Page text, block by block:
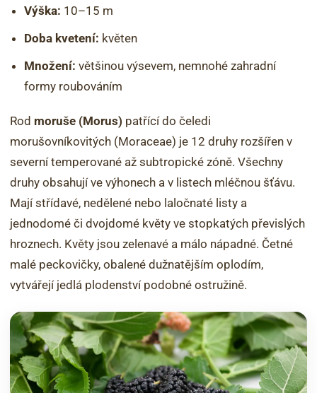
Výška: 10–15 m
Doba kvetení: květen
Množení: většinou výsevem, nemnohé zahradní
formy roubováním
Rod moruše (Morus) patřící do čeledi
morušovníkovitých (Moraceae) je 12 druhy rozšířen v
severní temperované až subtropické zóně. Všechny
druhy obsahují ve výhonech a v listech mléčnou šťávu.
Mají střídavé, nedělené nebo laločnaté listy a
jednodomé či dvojdomé květy ve stopkatých převislých
hroznech. Květy jsou zelenavé a málo nápadné. Četné
malé peckovičky, obalené dužnatějším oplodím,
vytvářejí jedlá plodenství podobné ostružině.